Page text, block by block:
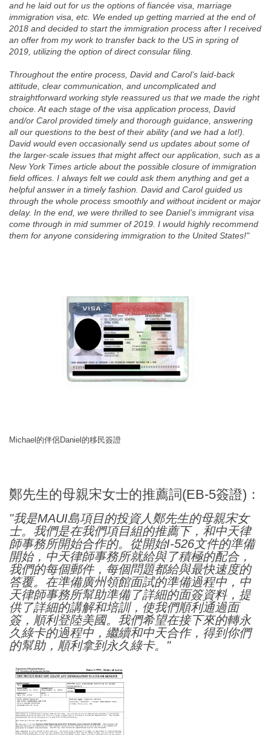
and he laid out for us the options of fiancée visa, marriage
immigration visa, etc. We ended up getting married at the end of
2018 and decided to start the immigration process after I received
an offer from my work to transfer back to the US in spring of
2019, utilizing the option of direct consular filing.
Throughout the entire process, David and Carol’s laid-back
attitude, clear communication, and uncomplicated and
straightforward working style reassured us that we made the right
choice. At each stage of the visa application process, David
and/or Carol provided timely and thorough guidance, answering
all our questions to the best of their ability (and we had a lot!).
David would even occasionally send us updates about some of
the larger-scale issues that might affect our application, such as a
New York Times article about the possible closure of immigration
field offices. I always felt we could ask them anything and get a
helpful answer in a timely fashion. David and Carol guided us
through the whole process smoothly and without incident or major
delay. In the end, we were thrilled to see Daniel’s immigrant visa
come through in mid summer of 2019. I would highly recommend
them for anyone considering immigration to the United States!"
Michael的伴侶Daniel的移民簽證
鄭先生的母親宋女士的推薦詞(EB-5簽證)：
"我是MAUI島項目的投資人鄭先生的母親宋女
士。我們是在我們項目組的推薦下，和中天律
師事務所開始合作的。從開始I-526文件的準備
開始，中天律師事務所就給與了積極的配合，
我們的每個郵件，每個問題都給與最快速度的
答覆。在準備廣州領館面試的準備過程中，中
天律師事務所幫助準備了詳細的面簽資料，提
供了詳細的講解和培訓，使我們順利通過面
簽，順利登陸美國。我們希望在接下來的轉永
久綠卡的過程中，繼續和中天合作，得到你們
的幫助，順利拿到永久綠卡。"